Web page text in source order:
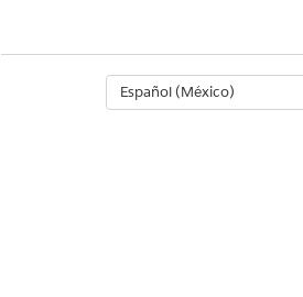
Español (México)